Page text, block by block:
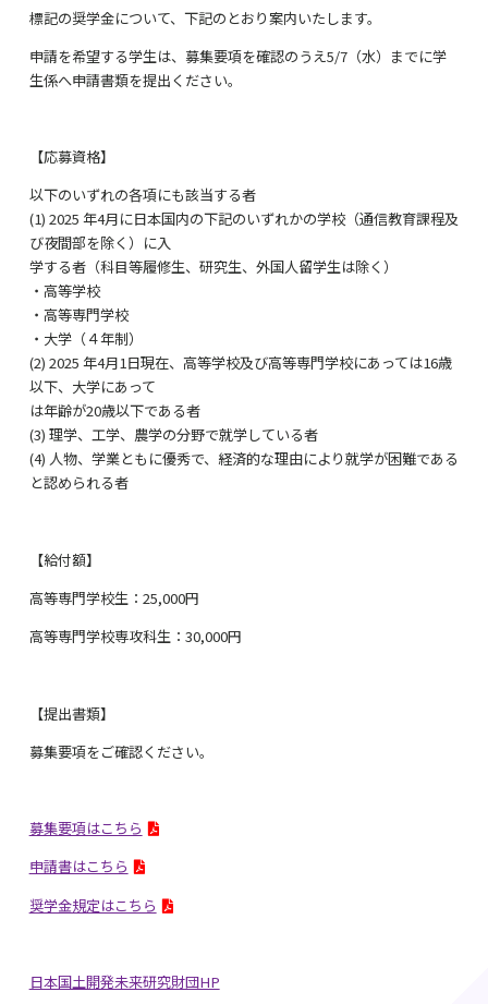
標記の奨学金について、下記のとおり案内いたします。
申請を希望する学生は、募集要項を確認のうえ5/7（水）までに学
生係へ申請書類を提出ください。
【応募資格】
以下のいずれの各項にも該当する者
(1) 2025 年4月に日本国内の下記のいずれかの学校（通信教育課程及
び夜間部を除く）に入
学する者（科目等履修生、研究生、外国人留学生は除く）
・高等学校
・高等専門学校
・大学（４年制）
(2) 2025 年4月1日現在、高等学校及び高等専門学校にあっては16歳
以下、大学にあって
は年齢が20歳以下である者
(3) 理学、工学、農学の分野で就学している者
(4) 人物、学業ともに優秀で、経済的な理由により就学が困難である
と認められる者
【給付額】
高等専門学校生：25,000円
高等専門学校専攻科生：30,000円
【提出書類】
募集要項をご確認ください。
募集要項はこちら
申請書はこちら
奨学金規定はこちら
日本国土開発未来研究財団HP